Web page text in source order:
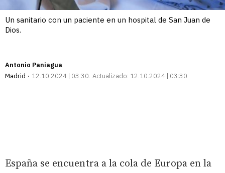
Un sanitario con un paciente en un hospital de San Juan de
Dios.
Antonio Paniagua
Madrid
12.10.2024 | 03:30 Actualizado: 12.10.2024 | 03:30
España se encuentra a la cola de Europa en la